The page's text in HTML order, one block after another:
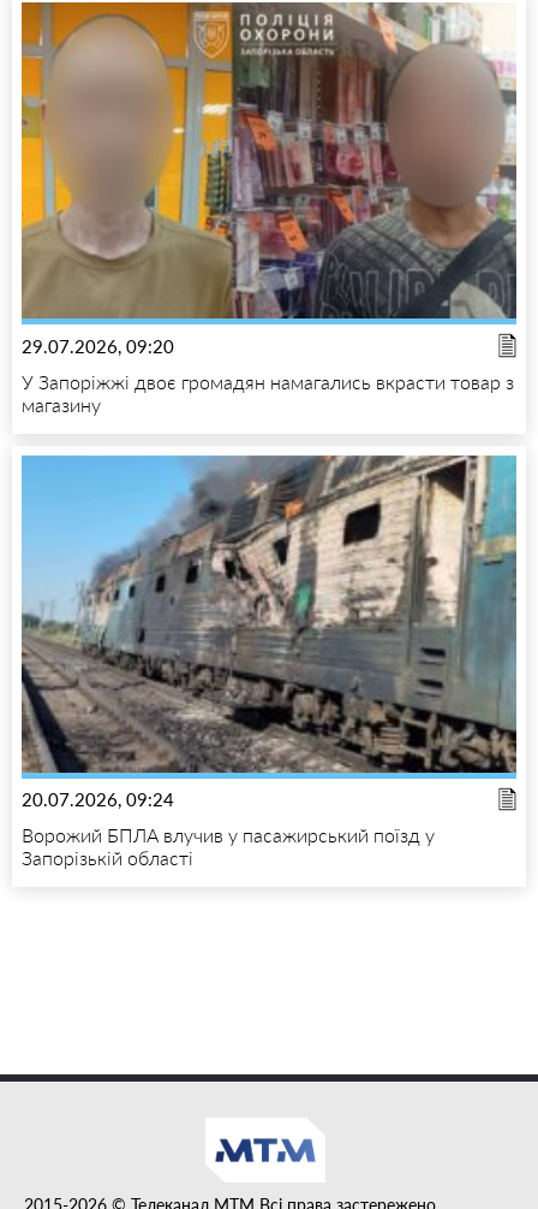
29.07.2026, 09:20
У Запоріжжі двоє громадян намагались вкрасти товар з
магазину
20.07.2026, 09:24
Ворожий БПЛА влучив у пасажирський поїзд у
Запорізькій області